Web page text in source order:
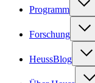
Programm
Forschung
HeussBlog